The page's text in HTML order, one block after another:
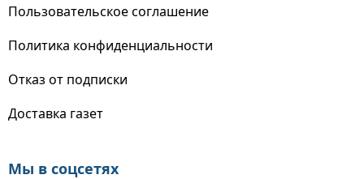
Пользовательское соглашение
Политика конфиденциальности
Отказ от подписки
Доставка газет
Мы в соцсетях